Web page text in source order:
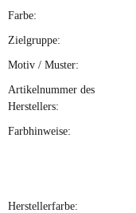
Farbe:
Zielgruppe:
Motiv / Muster:
Artikelnummer des
Herstellers:
Farbhinweise:
Herstellerfarbe: